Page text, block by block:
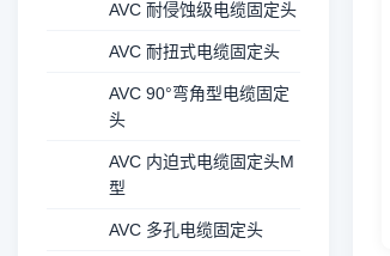
AVC 耐侵蚀级电缆固定头
AVC 耐扭式电缆固定头
AVC 90°弯角型电缆固定
头
AVC 内迫式电缆固定头M
型
AVC 多孔电缆固定头